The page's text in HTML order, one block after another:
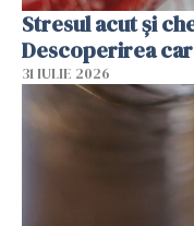
Stresul acut și
Descoperirea
31 IULIE 2026